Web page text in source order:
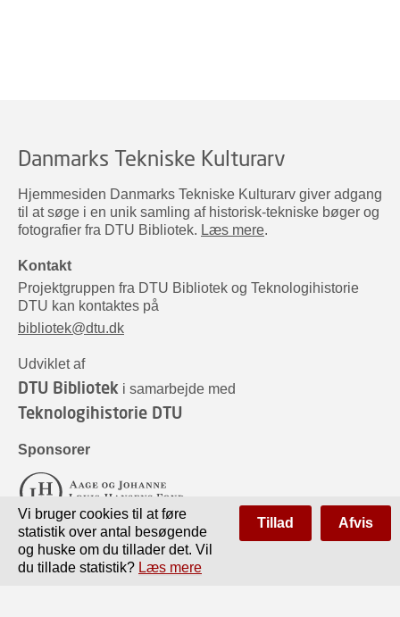
Danmarks Tekniske Kulturarv
Hjemmesiden Danmarks Tekniske Kulturarv giver adgang
til at søge i en unik samling af historisk-tekniske bøger og
fotografier fra DTU Bibliotek. Læs mere.
Kontakt
Projektgruppen fra DTU Bibliotek og Teknologihistorie
DTU kan kontaktes på
bibliotek@dtu.dk
Udviklet af
DTU Bibliotek i samarbejde med
Teknologihistorie DTU
Sponsorer
Vi bruger cookies til at føre
statistik over antal besøgende
og huske om du tillader det. Vil
du tillade statistik? Læs mere
Tillad Afvis